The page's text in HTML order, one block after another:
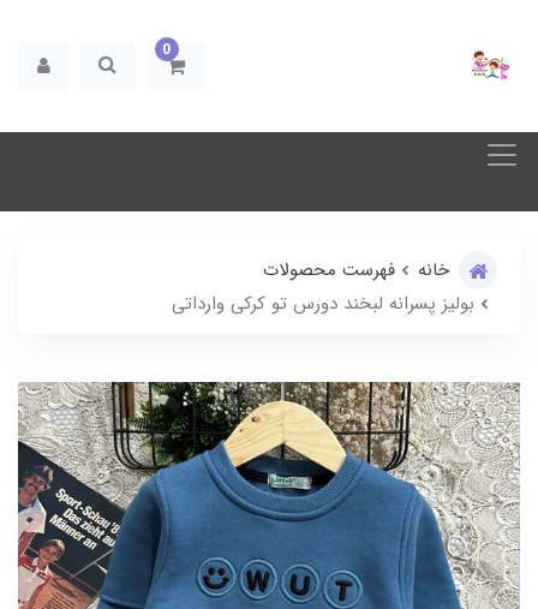
0
خانه
فهرست محصولات
بولیز پسرانه لبخند دورس تو کرکی وارداتی